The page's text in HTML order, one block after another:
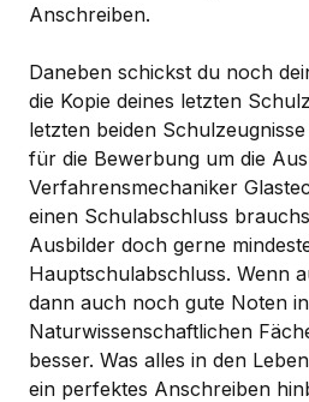
Anschreiben.
Daneben schickst du noch
die Kopie deines letzten
letzten beiden
für die Bewerbung um die
Verfahrensmechaniker
einen Schulabschluss
Ausbilder doch gerne
Hauptschulabschluss. Wenn
dann auch noch gute Noten in
Naturwissenschaftlichen
besser. Was alles in den
ein perfektes Anschreiben